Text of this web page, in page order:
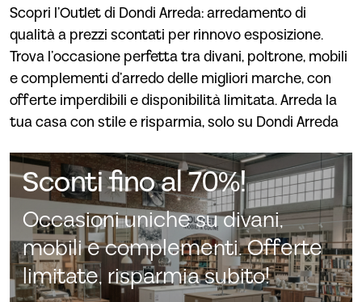
Scopri l’Outlet di Dondi Arreda: arredamento di
qualità a prezzi scontati per rinnovo esposizione.
Trova l’occasione perfetta tra divani, poltrone, mobili
e complementi d’arredo delle migliori marche, con
offerte imperdibili e disponibilità limitata. Arreda la
tua casa con stile e risparmia, solo su Dondi Arreda
Sconti fino al 70%!
Occasioni uniche su divani,
mobili e complementi. Offerte
limitate, risparmia subito!